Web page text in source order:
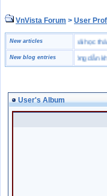
VnVista Forum > User
New articles
biệt” của Microsoft ♥4 bài
New blog entries
hải quan là gì? Hướng dẫn khai
User's Album